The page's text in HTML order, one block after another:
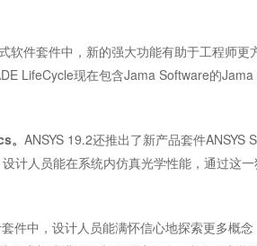
软件套件中，新的强大功能有助于工程师
LifeCycle现在包含Jama Software的
。 ANSYS 19.2还推出了新产品套件ANSYS
计人员能在系统内仿真光学性能，通过
件中，设计人员能满怀信心地探索更多概